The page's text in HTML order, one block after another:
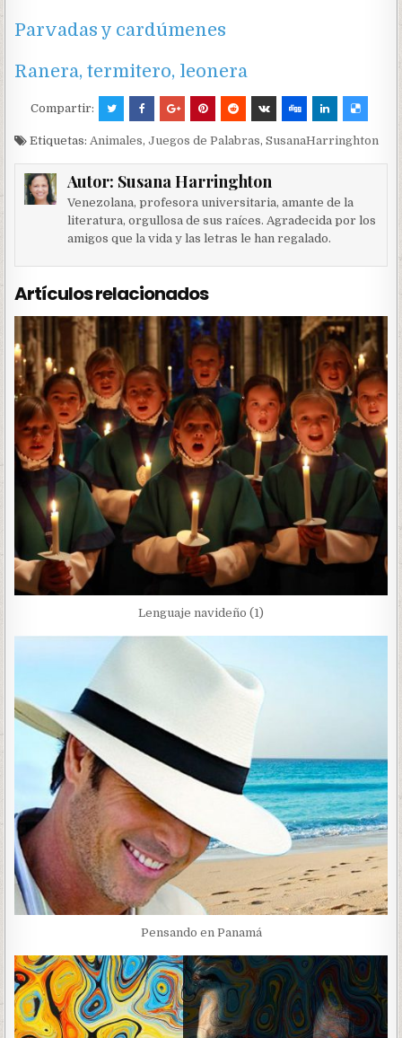
Parvadas y cardúmenes
Ranera, termitero, leonera
Compartir:
Etiquetas: Animales,Juegos de Palabras,SusanaHarringhton
Autor: Susana Harringhton
Venezolana, profesora universitaria, amante de la
literatura, orgullosa de sus raíces. Agradecida por los
amigos que la vida y las letras le han regalado.
Artículos relacionados
Lenguaje navideño (1)
Pensando en Panamá